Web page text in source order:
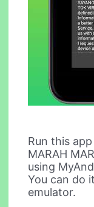
Run this
MARAH
using
You can do
emulator.